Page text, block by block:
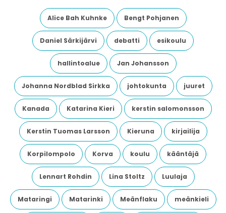
Alice Bah Kuhnke Bengt Pohjanen
Daniel Särkijärvi debatti esikoulu
hallintoalue Jan Johansson
Johanna Nordblad Sirkka johtokunta juuret
Kanada Katarina Kieri kerstin salomonsson
Kerstin Tuomas Larsson Kieruna kirjailija
Korpilompolo Korva koulu kääntäjä
Lennart Rohdin Lina Stoltz Luulaja
Mataringi Matarinki Meänflaku meänkieli